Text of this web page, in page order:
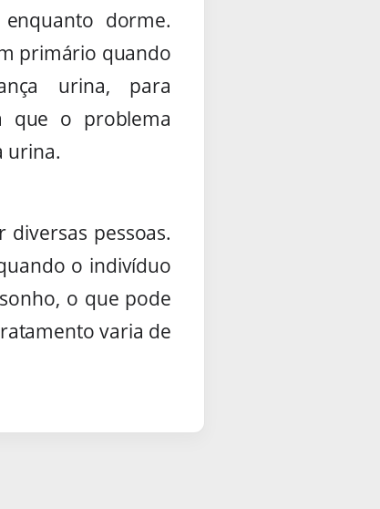
dorme.
primário quando
urina, para
que o problema
urina.
pessoas.
o indivíduo
o que pode
varia de